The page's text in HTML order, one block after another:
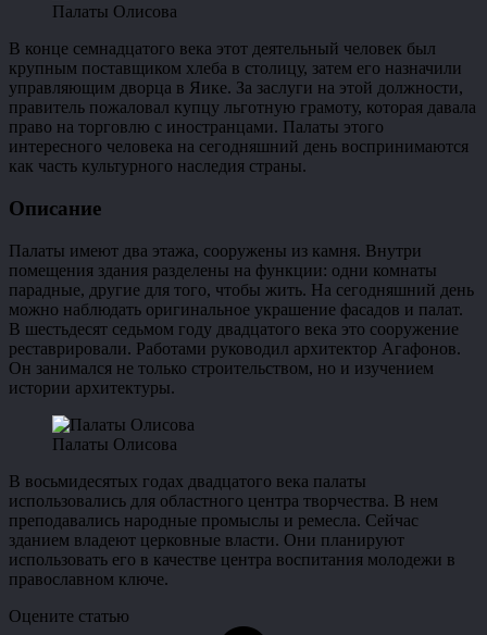
Палаты Олисова
В конце семнадцатого века этот деятельный человек был
крупным поставщиком хлеба в столицу, затем его назначили
управляющим дворца в Яике. За заслуги на этой должности,
правитель пожаловал купцу льготную грамоту, которая давала
право на торговлю с иностранцами. Палаты этого
интересного человека на сегодняшний день воспринимаются
как часть культурного наследия страны.
Описание
Палаты имеют два этажа, сооружены из камня. Внутри
помещения здания разделены на функции: одни комнаты
парадные, другие для того, чтобы жить. На сегодняшний день
можно наблюдать оригинальное украшение фасадов и палат.
В шестьдесят седьмом году двадцатого века это сооружение
реставрировали. Работами руководил архитектор Агафонов.
Он занимался не только строительством, но и изучением
истории архитектуры.
Палаты Олисова
В восьмидесятых годах двадцатого века палаты
использовались для областного центра творчества. В нем
преподавались народные промыслы и ремесла. Сейчас
зданием владеют церковные власти. Они планируют
использовать его в качестве центра воспитания молодежи в
православном ключе.
Оцените статью